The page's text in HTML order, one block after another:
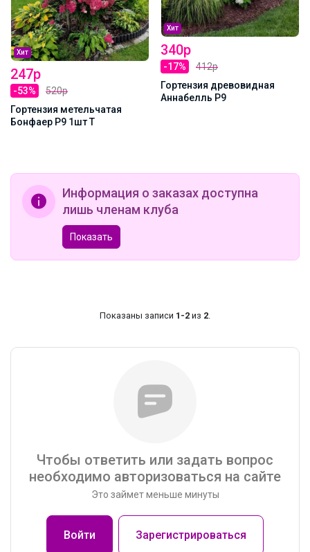
Хит
247р
-53%
520р
Гортензия метельчатая
Бонфаер Р9 1шт Т
Хит
340р
-17%
412р
Гортензия древовидная
Аннабелль Р9
Информация о заказах доступна
лишь членам клуба
Показать
Показаны записи 1-2 из 2.
Чтобы ответить или задать вопрос
необходимо авторизоваться на сайте
Это займет меньше минуты
Войти Зарегистрироваться